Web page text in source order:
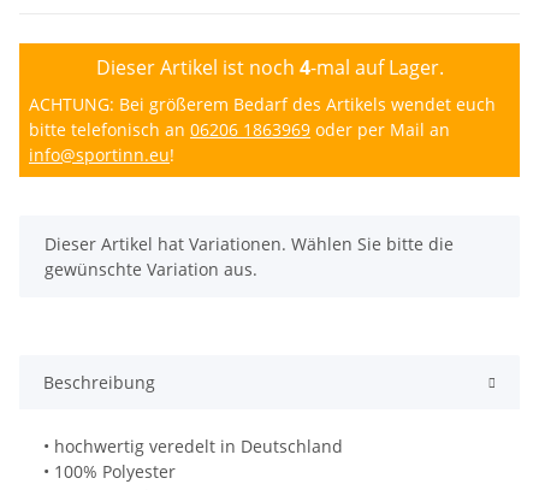
Dieser Artikel ist noch 4-mal auf Lager.
ACHTUNG: Bei größerem Bedarf des Artikels wendet euch
bitte telefonisch an 06206 1863969 oder per Mail an
info@sportinn.eu!
x
Dieser Artikel hat Variationen. Wählen Sie bitte die
gewünschte Variation aus.
Beschreibung
• hochwertig veredelt in Deutschland
• 100% Polyester